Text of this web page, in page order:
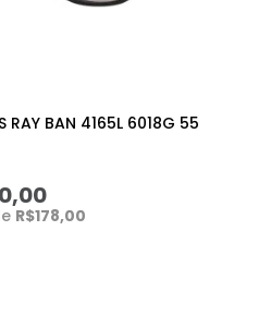
RAY BAN 4165L 6018G 55
R$178,00